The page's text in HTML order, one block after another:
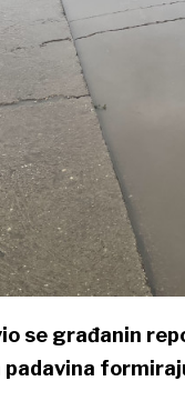
se građanin